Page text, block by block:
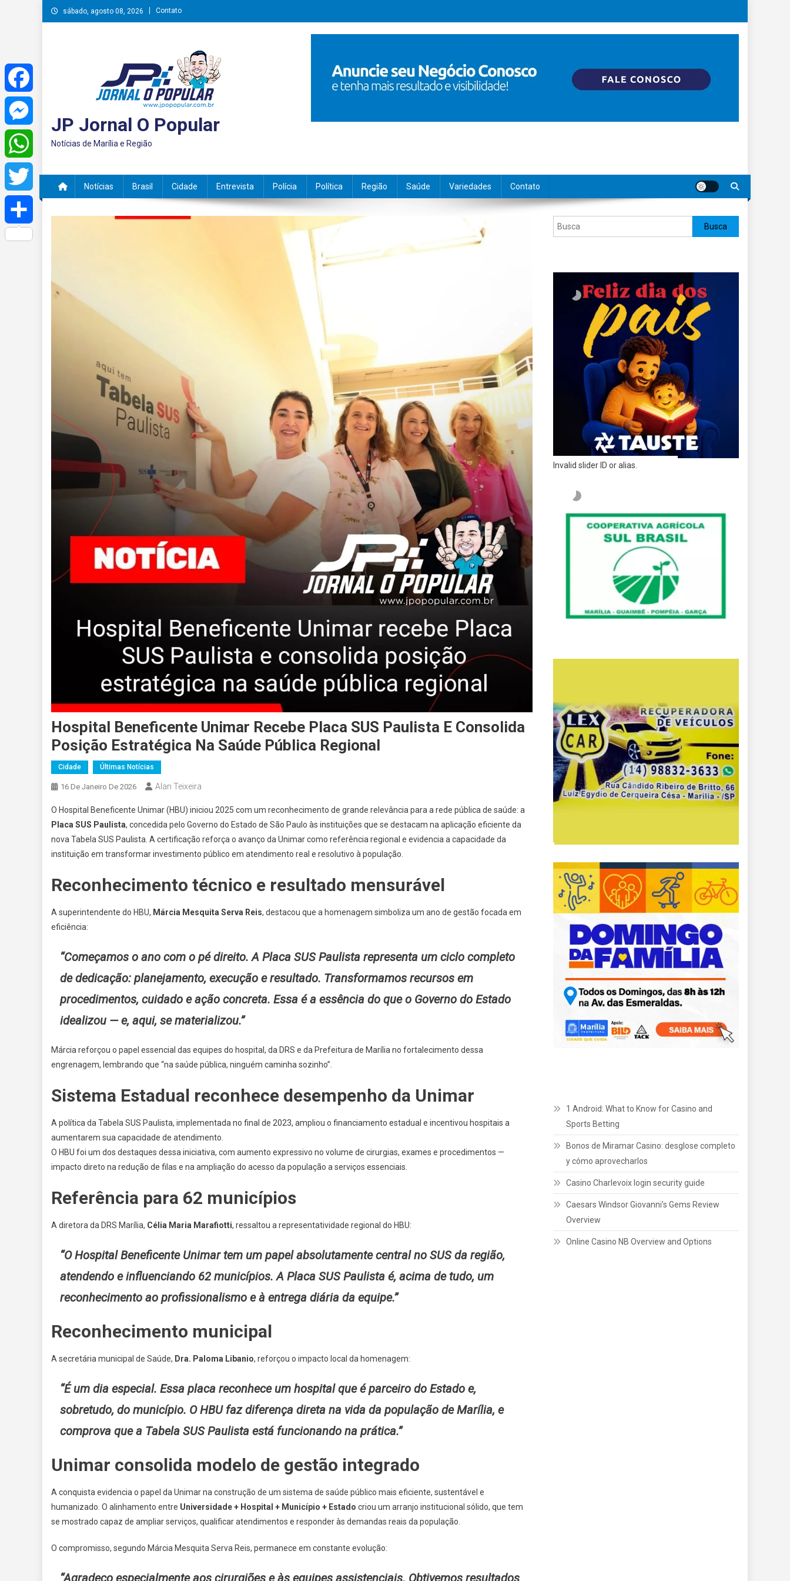
Skip
to
sábado, agosto 08, 2026 Contato
JP Jornal O Popular
Notícias de Marília e Região
Notícias Brasil Cidade Entrevista Polícia Política Região Saúde Variedades Contato
Hospital Beneficente Unimar Recebe Placa SUS Paulista E Consolida
Posição Estratégica Na Saúde Pública Regional
Cidade Últimas Notícias
16 De Janeiro De 2026 Alan Teixeira
O Hospital Beneficente Unimar (HBU) iniciou 2025 com um reconhecimento de grande relevância para a rede pública de saúde: a
Placa SUS Paulista, concedida pelo Governo do Estado de São Paulo às instituições que se destacam na aplicação eficiente da
nova Tabela SUS Paulista. A certificação reforça o avanço da Unimar como referência regional e evidencia a capacidade da
instituição em transformar investimento público em atendimento real e resolutivo à população.
Reconhecimento técnico e resultado mensurável
A superintendente do HBU, Márcia Mesquita Serva Reis, destacou que a homenagem simboliza um ano de gestão focada em
eficiência:
“Começamos o ano com o pé direito. A Placa SUS Paulista representa um ciclo completo
de dedicação: planejamento, execução e resultado. Transformamos recursos em
procedimentos, cuidado e ação concreta. Essa é a essência do que o Governo do Estado
idealizou — e, aqui, se materializou.”
Márcia reforçou o papel essencial das equipes do hospital, da DRS e da Prefeitura de Marília no fortalecimento dessa
engrenagem, lembrando que “na saúde pública, ninguém caminha sozinho”.
Sistema Estadual reconhece desempenho da Unimar
A política da Tabela SUS Paulista, implementada no final de 2023, ampliou o financiamento estadual e incentivou hospitais a
aumentarem sua capacidade de atendimento.
O HBU foi um dos destaques dessa iniciativa, com aumento expressivo no volume de cirurgias, exames e procedimentos —
impacto direto na redução de filas e na ampliação do acesso da população a serviços essenciais.
Referência para 62 municípios
A diretora da DRS Marília, Célia Maria Marafiotti, ressaltou a representatividade regional do HBU:
“O Hospital Beneficente Unimar tem um papel absolutamente central no SUS da região,
atendendo e influenciando 62 municípios. A Placa SUS Paulista é, acima de tudo, um
reconhecimento ao profissionalismo e à entrega diária da equipe.”
Reconhecimento municipal
A secretária municipal de Saúde, Dra. Paloma Libanio, reforçou o impacto local da homenagem:
“É um dia especial. Essa placa reconhece um hospital que é parceiro do Estado e,
sobretudo, do município. O HBU faz diferença direta na vida da população de Marília, e
comprova que a Tabela SUS Paulista está funcionando na prática.”
Unimar consolida modelo de gestão integrado
A conquista evidencia o papel da Unimar na construção de um sistema de saúde público mais eficiente, sustentável e
humanizado. O alinhamento entre Universidade + Hospital + Município + Estado criou um arranjo institucional sólido, que tem
se mostrado capaz de ampliar serviços, qualificar atendimentos e responder às demandas reais da população.
O compromisso, segundo Márcia Mesquita Serva Reis, permanece em constante evolução:
“Agradeço especialmente aos cirurgiões e às equipes assistenciais. Obtivemos resultados
Pesquisar Busca
Invalid slider ID or alias.
1 Android: What to Know for Casino and
Sports Betting
Bonos de Miramar Casino: desglose completo
y cómo aprovecharlos
Casino Charlevoix login security guide
Caesars Windsor Giovanni’s Gems Review
Overview
Online Casino NB Overview and Options
Facebook
Messenger
WhatsApp
Twitter
Share